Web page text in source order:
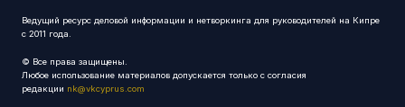
Ведущий ресурс деловой информации и нетворкинга для руководителей на Кипре
с 2011 года.
© Все права защищены.
Любое использование материалов допускается только с согласия
редакции nk@vkcyprus.com